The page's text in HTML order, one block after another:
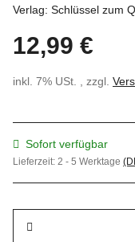
Verlag: Schlüssel zum
12,99 €
inkl. 7% USt. , zzgl.
Sofort verfügbar
Lieferzeit: 2 - 5 Werktage